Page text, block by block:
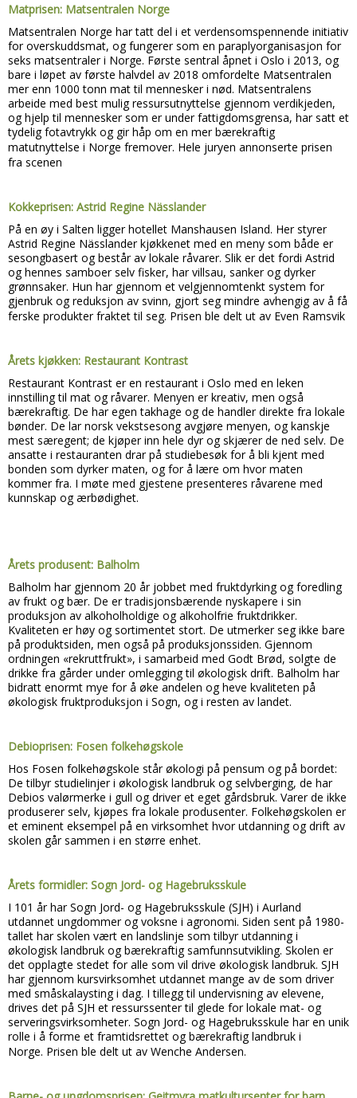
Matprisen: Matsentralen Norge
Matsentralen Norge har tatt del i et verdensomspennende initiativ
for overskuddsmat, og fungerer som en paraplyorganisasjon for
seks matsentraler i Norge. Første sentral åpnet i Oslo i 2013, og
bare i løpet av første halvdel av 2018 omfordelte Matsentralen
mer enn 1000 tonn mat til mennesker i nød. Matsentralens
arbeide med best mulig ressursutnyttelse gjennom verdikjeden,
og hjelp til mennesker som er under fattigdomsgrensa, har satt et
tydelig fotavtrykk og gir håp om en mer bærekraftig
matutnyttelse i Norge fremover. Hele juryen annonserte prisen
fra scenen
Kokkeprisen: Astrid Regine Nässlander
På en øy i Salten ligger hotellet Manshausen Island. Her styrer
Astrid Regine Nässlander kjøkkenet med en meny som både er
sesongbasert og består av lokale råvarer. Slik er det fordi Astrid
og hennes samboer selv fisker, har villsau, sanker og dyrker
grønnsaker. Hun har gjennom et velgjennomtenkt system for
gjenbruk og reduksjon av svinn, gjort seg mindre avhengig av å få
ferske produkter fraktet til seg. Prisen ble delt ut av Even Ramsvik
Årets kjøkken: Restaurant Kontrast
Restaurant Kontrast er en restaurant i Oslo med en leken
innstilling til mat og råvarer. Menyen er kreativ, men også
bærekraftig. De har egen takhage og de handler direkte fra lokale
bønder. De lar norsk vekstsesong avgjøre menyen, og kanskje
mest særegent; de kjøper inn hele dyr og skjærer de ned selv. De
ansatte i restauranten drar på studiebesøk for å bli kjent med
bonden som dyrker maten, og for å lære om hvor maten
kommer fra. I møte med gjestene presenteres råvarene med
kunnskap og ærbødighet.
Årets produsent: Balholm
Balholm har gjennom 20 år jobbet med fruktdyrking og foredling
av frukt og bær. De er tradisjonsbærende nyskapere i sin
produksjon av alkoholholdige og alkoholfrie fruktdrikker.
Kvaliteten er høy og sortimentet stort. De utmerker seg ikke bare
på produktsiden, men også på produksjonssiden. Gjennom
ordningen «rekruttfrukt», i samarbeid med Godt Brød, solgte de
drikke fra gårder under omlegging til økologisk drift. Balholm har
bidratt enormt mye for å øke andelen og heve kvaliteten på
økologisk fruktproduksjon i Sogn, og i resten av landet.
Debioprisen: Fosen folkehøgskole
Hos Fosen folkehøgskole står økologi på pensum og på bordet:
De tilbyr studielinjer i økologisk landbruk og selvberging, de har
Debios valørmerke i gull og driver et eget gårdsbruk. Varer de ikke
produserer selv, kjøpes fra lokale produsenter. Folkehøgskolen er
et eminent eksempel på en virksomhet hvor utdanning og drift av
skolen går sammen i en større enhet.
Årets formidler: Sogn Jord- og Hagebruksskule
I 101 år har Sogn Jord- og Hagebruksskule (SJH) i Aurland
utdannet ungdommer og voksne i agronomi. Siden sent på 1980-
tallet har skolen vært en landslinje som tilbyr utdanning i
økologisk landbruk og bærekraftig samfunnsutvikling. Skolen er
det opplagte stedet for alle som vil drive økologisk landbruk. SJH
har gjennom kursvirksomhet utdannet mange av de som driver
med småskalaysting i dag. I tillegg til undervisning av elevene,
drives det på SJH et ressurssenter til glede for lokale mat- og
serveringsvirksomheter. Sogn Jord- og Hagebruksskule har en unik
rolle i å forme et framtidsrettet og bærekraftig landbruk i
Norge. Prisen ble delt ut av Wenche Andersen.